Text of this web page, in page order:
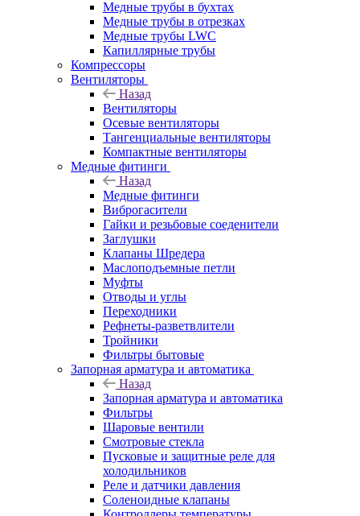
Медные трубы в бухтах
Медные трубы в отрезках
Медные трубы LWC
Капиллярные трубы
Компрессоры
Вентиляторы
Назад
Вентиляторы
Осевые вентиляторы
Тангенциальные вентиляторы
Компактные вентиляторы
Медные фитинги
Назад
Медные фитинги
Виброгасители
Гайки и резьбовые соеденители
Заглушки
Клапаны Шредера
Маслоподъемные петли
Муфты
Отводы и углы
Переходники
Рефнеты-разветвлители
Тройники
Фильтры бытовые
Запорная арматура и автоматика
Назад
Запорная арматура и автоматика
Фильтры
Шаровые вентили
Смотровые стекла
Пусковые и защитные реле для
холодильников
Реле и датчики давления
Соленоидные клапаны